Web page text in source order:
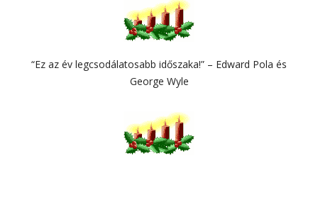
“Ez az év legcsodálatosabb időszaka!” – Edward Pola és
George Wyle